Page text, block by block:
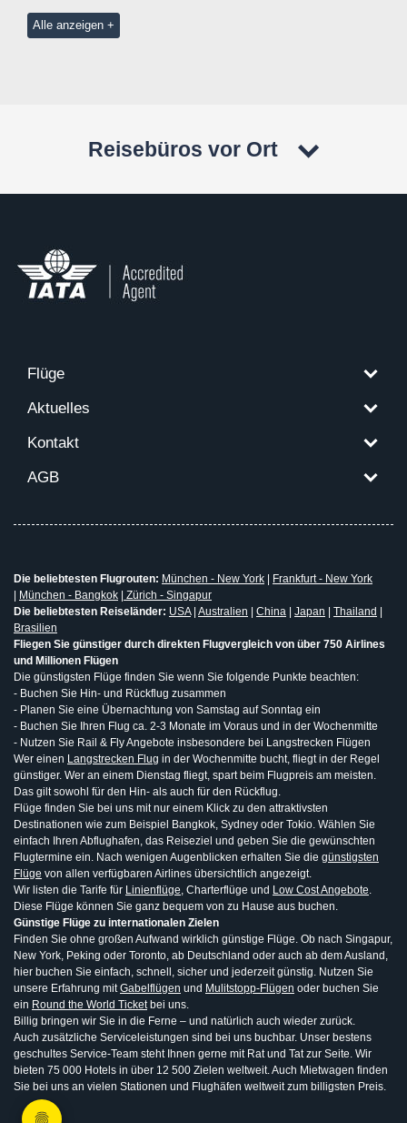
Alle anzeigen
Reisebüros vor Ort
Flüge
Aktuelles
Kontakt
AGB
Die beliebtesten Flugrouten: München - New York
Frankfurt - New York
München - Bangkok
Zürich - Singapur
Die beliebtesten Reiseländer: USA| Australien China Japan Thailand
Brasilien
Fliegen Sie günstiger durch direkten Flugvergleich von über 750 Airlines
und Millionen Flügen
Die günstigsten Flüge finden Sie wenn Sie folgende Punkte beachten:
- Buchen Sie Hin- und Rückflug zusammen
- Planen Sie eine Übernachtung von Samstag auf Sonntag ein
- Buchen Sie Ihren Flug ca. 2-3 Monate im Voraus und in der Wochenmitte
- Nutzen Sie Rail & Fly Angebote insbesondere bei Langstrecken Flügen
Wer einen Langstrecken Flug in der Wochenmitte bucht, fliegt in der Regel
günstiger. Wer an einem Dienstag fliegt, spart beim Flugpreis am meisten.
Das gilt sowohl für den Hin- als auch für den Rückflug.
Flüge finden Sie bei uns mit nur einem Klick zu den attraktivsten
Destinationen wie zum Beispiel Bangkok, Sydney oder Tokio. Wählen Sie
einfach Ihren Abflughafen, das Reiseziel und geben Sie die gewünschten
Flugtermine ein. Nach wenigen Augenblicken erhalten Sie die günstigsten
Flüge von allen verfügbaren Airlines übersichtlich angezeigt.
Wir listen die Tarife für Linienflüge, Charterflüge und Low Cost Angebote.
Diese Flüge können Sie ganz bequem von zu Hause aus buchen.
Günstige Flüge zu internationalen Zielen
Finden Sie ohne großen Aufwand wirklich günstige Flüge. Ob nach Singapur,
New York, Peking oder Toronto, ab Deutschland oder auch ab dem Ausland,
hier buchen Sie einfach, schnell, sicher und jederzeit günstig. Nutzen Sie
unsere Erfahrung mitGabelflügen und Mulitstopp-Flügen oder buchen Sie
ein Round the World Ticketbei uns.
Billig bringen wir Sie in die Ferne – und natürlich auch wieder zurück.
Auch zusätzliche Serviceleistungen sind bei uns buchbar. Unser bestens
geschultes Service-Team steht Ihnen gerne mit Rat und Tat zur Seite. Wir
bieten 75 000 Hotels in über 12 500 Zielen weltweit. Auch Mietwagen finden
Sie bei uns an vielen Stationen und Flughäfen weltweit zum billigsten Preis.